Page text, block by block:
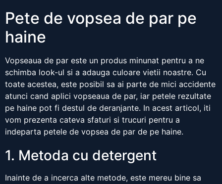
Pete de vopsea de par pe
haine
Vopseaua de par este un produs minunat pentru a ne
schimba look-ul si a adauga culoare vietii noastre. Cu
toate acestea, este posibil sa ai parte de mici accidente
atunci cand aplici vopseaua de par, iar petele rezultate
pe haine pot fi destul de deranjante. In acest articol, iti
vom prezenta cateva sfaturi si trucuri pentru a
indeparta petele de vopsea de par de pe haine.
1. Metoda cu detergent
Inainte de a incerca alte metode, este mereu bine sa